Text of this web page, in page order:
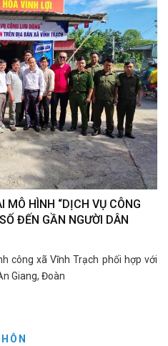
MÔ HÌNH “DỊCH VỤ CÔNG
ĐẾN GẦN NGƯỜI DÂN
công xã Vĩnh Trạch phối hợp với
Giang, Đoàn